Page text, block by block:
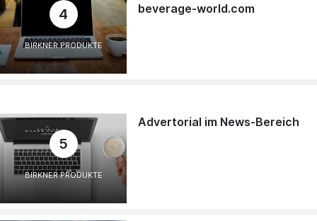
4
BIRKNER PRODUKTE
beverage-world.com
5
BIRKNER PRODUKTE
Advertorial im News-Bereich